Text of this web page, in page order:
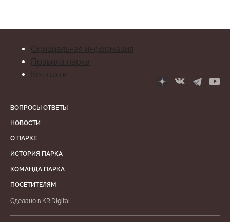
Официальная информация
Правила парка
Контакты
ВОПРОСЫ ОТВЕТЫ
НОВОСТИ
О ПАРКЕ
ИСТОРИЯ ПАРКА
КОМАНДА ПАРКА
ПОСЕТИТЕЛЯМ
Сделано в KR.Digital